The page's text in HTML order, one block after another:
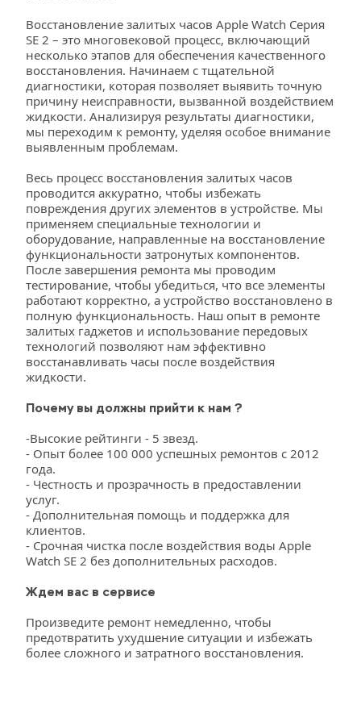
Восстановление залитых часов Apple Watch Серия
SE 2 – это многовековой процесс, включающий
несколько этапов для обеспечения качественного
восстановления. Начинаем с тщательной
диагностики, которая позволяет выявить точную
причину неисправности, вызванной воздействием
жидкости. Анализируя результаты диагностики,
мы переходим к ремонту, уделяя особое внимание
выявленным проблемам.
Весь процесс восстановления залитых часов
проводится аккуратно, чтобы избежать
повреждения других элементов в устройстве. Мы
применяем специальные технологии и
оборудование, направленные на восстановление
функциональности затронутых компонентов.
После завершения ремонта мы проводим
тестирование, чтобы убедиться, что все элементы
работают корректно, а устройство восстановлено в
полную функциональность. Наш опыт в ремонте
залитых гаджетов и использование передовых
технологий позволяют нам эффективно
восстанавливать часы после воздействия
жидкости.
Почему вы должны прийти к нам ?
-Высокие рейтинги - 5 звезд.
- Опыт более 100 000 успешных ремонтов с 2012
года.
- Честность и прозрачность в предоставлении
услуг.
- Дополнительная помощь и поддержка для
клиентов.
- Срочная чистка после воздействия воды Apple
Watch SE 2 без дополнительных расходов.
Ждем вас в сервисе
Произведите ремонт немедленно, чтобы
предотвратить ухудшение ситуации и избежать
более сложного и затратного восстановления.